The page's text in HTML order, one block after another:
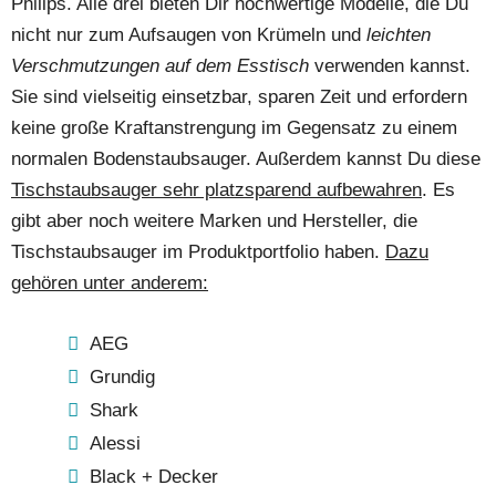
Philips. Alle drei bieten Dir hochwertige Modelle, die Du
nicht nur zum Aufsaugen von Krümeln und leichten
Verschmutzungen auf dem Esstisch verwenden kannst.
Sie sind vielseitig einsetzbar, sparen Zeit und erfordern
keine große Kraftanstrengung im Gegensatz zu einem
normalen Bodenstaubsauger. Außerdem kannst Du diese
Tischstaubsauger sehr platzsparend aufbewahren. Es
gibt aber noch weitere Marken und Hersteller, die
Tischstaubsauger im Produktportfolio haben. Dazu
gehören unter anderem:
AEG
Grundig
Shark
Alessi
Black + Decker